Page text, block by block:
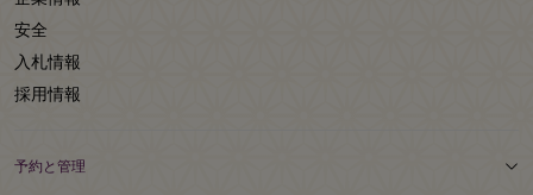
安全
入札情報
採用情報
予約と管理